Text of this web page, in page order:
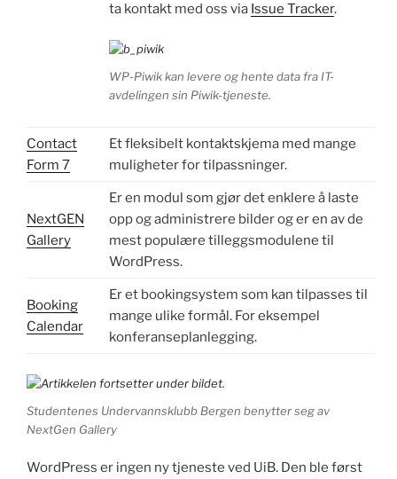
ta kontakt med oss via Issue Tracker.
WP-Piwik kan levere og hente data fra IT-
avdelingen sin Piwik-tjeneste.
Contact
Form 7
Et fleksibelt kontaktskjema med mange
muligheter for tilpassninger.
NextGEN
Gallery
Er en modul som gjør det enklere å laste
opp og administrere bilder og er en av de
mest populære tilleggsmodulene til
WordPress.
Booking
Calendar
Er et bookingsystem som kan tilpasses til
mange ulike formål. For eksempel
konferanseplanlegging.
Studentenes Undervannsklubb Bergen benytter seg av
NextGen Gallery
WordPress er ingen ny tjeneste ved UiB. Den ble først